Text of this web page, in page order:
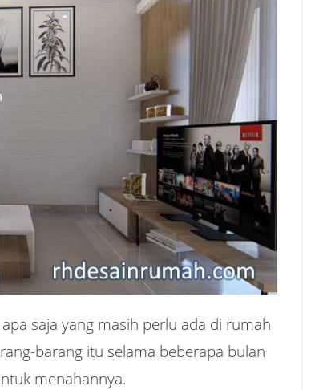
saja yang masih perlu ada di rumah
barang itu selama beberapa bulan
menahannya.